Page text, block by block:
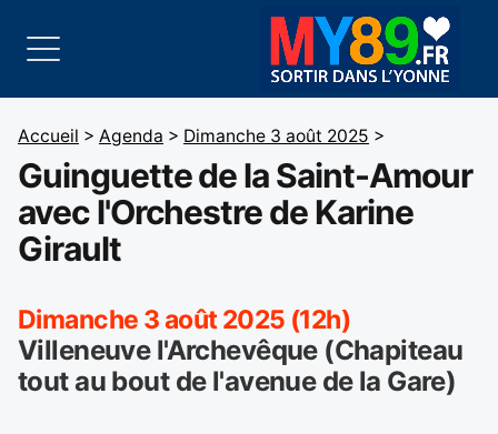
Accueil > Agenda > Dimanche 3 août 2025 >
Guinguette de la Saint-Amour
avec l'Orchestre de Karine
Girault
Dimanche 3 août 2025 (12h)
Villeneuve l'Archevêque (Chapiteau
tout au bout de l'avenue de la Gare)